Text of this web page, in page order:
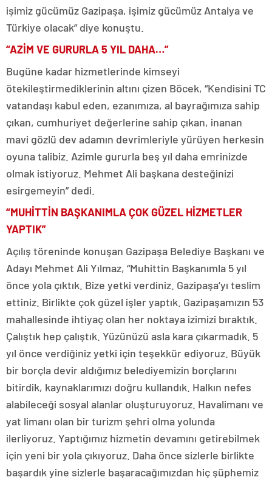
işimiz gücümüz Gazipaşa, işimiz gücümüz Antalya ve
Türkiye olacak” diye konuştu.
“AZİM VE GURURLA 5 YIL DAHA…”
Bugüne kadar hizmetlerinde kimseyi
ötekileştirmediklerinin altını çizen Böcek, “Kendisini TC
vatandaşı kabul eden, ezanımıza, al bayrağımıza sahip
çıkan, cumhuriyet değerlerine sahip çıkan, inanan
mavi gözlü dev adamın devrimleriyle yürüyen herkesin
oyuna talibiz. Azimle gururla beş yıl daha emrinizde
olmak istiyoruz. Mehmet Ali başkana desteğinizi
esirgemeyin” dedi.
“MUHİTTİN BAŞKANIMLA ÇOK GÜZEL HİZMETLER
YAPTIK”
Açılış töreninde konuşan Gazipaşa Belediye Başkanı ve
Adayı Mehmet Ali Yılmaz, “Muhittin Başkanımla 5 yıl
önce yola çıktık. Bize yetki verdiniz. Gazipaşa’yı teslim
ettiniz. Birlikte çok güzel işler yaptık. Gazipaşamızın 53
mahallesinde ihtiyaç olan her noktaya izimizi bıraktık.
Çalıştık hep çalıştık. Yüzünüzü asla kara çıkarmadık. 5
yıl önce verdiğiniz yetki için teşekkür ediyoruz. Büyük
bir borçla devir aldığımız belediyemizin borçlarını
bitirdik, kaynaklarımızı doğru kullandık. Halkın nefes
alabileceği sosyal alanlar oluşturuyoruz. Havalimanı ve
yat limanı olan bir turizm şehri olma yolunda
ilerliyoruz. Yaptığımız hizmetin devamını getirebilmek
için yeni bir yola çıkıyoruz. Daha önce sizlerle birlikte
başardık yine sizlerle başaracağımızdan hiç şüphemiz